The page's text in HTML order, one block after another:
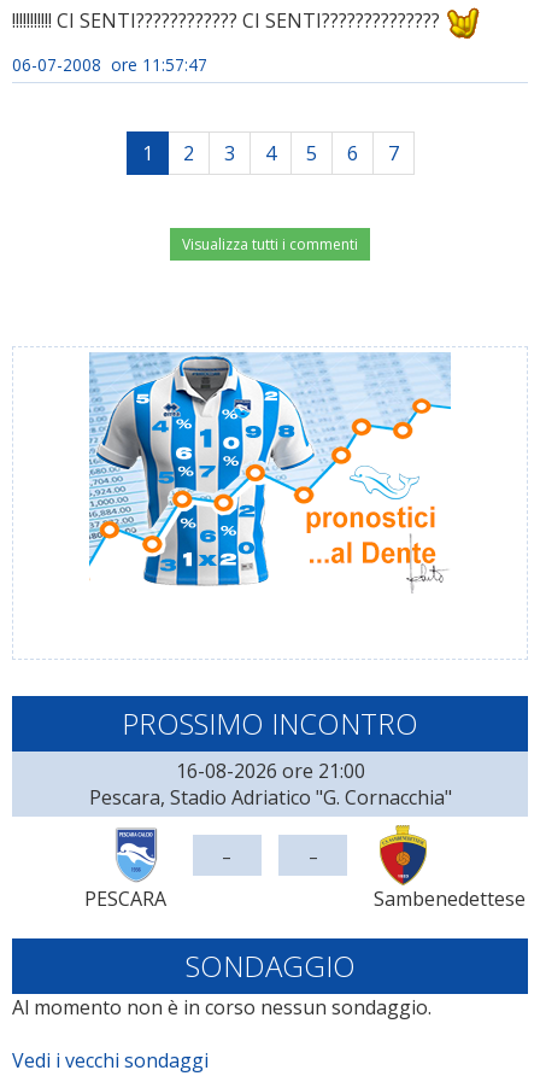
!!!!!!!!!!! CI SENTI???????????? CI SENTI??????????????
06-07-2008 ore 11:57:47
1 2 3 4 5 6 7
Visualizza tutti i commenti
PROSSIMO INCONTRO
16-08-2026 ore 21:00
Pescara, Stadio Adriatico "G. Cornacchia"
PESCARA
- -
Sambenedettese
SONDAGGIO
Al momento non è in corso nessun sondaggio.
Vedi i vecchi sondaggi